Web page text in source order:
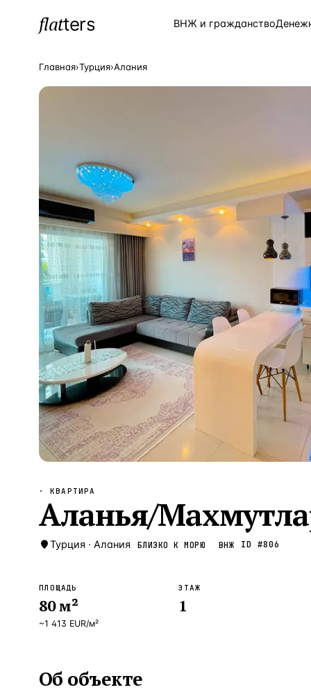
flatters ВНЖ и гражданство
—Страна
Испания —Страна
Кипр Страна
Таиланд —Страна
Греция
Сочи — Локация
Алания —Локация
Бангкок — Локация
Новороссийск —Локация
Стамбул —Локация
Анталия —Локация
Главная›Турция›Алания
· КВАРТИРА
Аланья/
Турция · Алания БЛИЗКО К МОРЮ ВНЖ ID #806
ПЛОЩАДЬ
80м²
~1 413 EUR/м²
ЭТАЖ
1
Об объекте